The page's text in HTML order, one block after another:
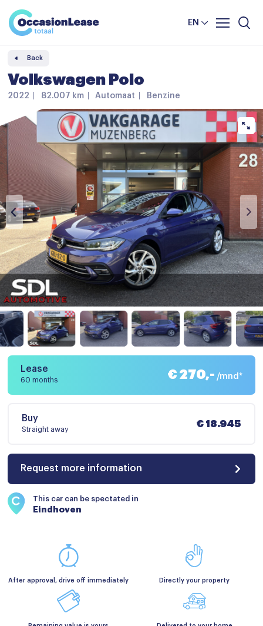
EN
Business
News and tips
Frequently asked questions
Comparator
Back
Volkswagen Polo
2022 82.007 km Automaat Benzine
Lease
60 months € 270,- /mnd*
Buy
Straight away
€ 18.945
Request more information
This car can be spectated in
Eindhoven
After approval, drive off immediately Directly your property